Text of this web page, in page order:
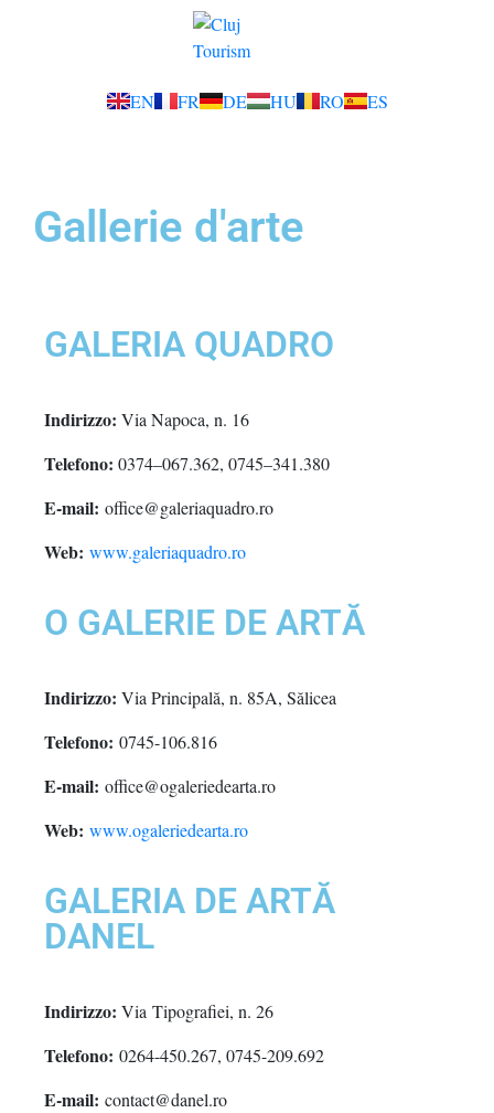
EN FR DE HU RO ES
Gallerie d'arte
GALERIA QUADRO
Indirizzo: Via Napoca, n. 16
Telefono: 0374–067.362, 0745–341.380
E-mail: office@galeriaquadro.ro
Web: www.galeriaquadro.ro
O GALERIE DE ARTĂ
Indirizzo: Via Principală, n. 85A, Sălicea
Telefono: 0745-106.816
E-mail: office@ogaleriedearta.ro
Web: www.ogaleriedearta.ro
GALERIA DE ARTĂ
DANEL
Indirizzo: Via Tipografiei, n. 26
Telefono: 0264-450.267, 0745-209.692
E-mail: contact@danel.ro